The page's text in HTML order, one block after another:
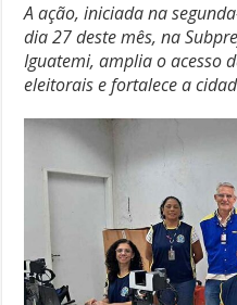
A ação, iniciada na
dia 27 deste mês, na
Iguatemi, amplia o acesso
eleitorais e fortalece a